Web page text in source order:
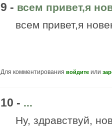
9 - всем привет,я
всем привет,я
Для комментирования войдите или
10 - ...
Ну, здравствуй,